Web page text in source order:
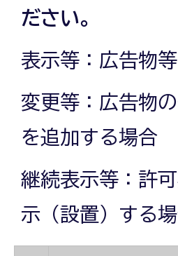
ださい。
表示等：広告物
変更等：広告物
を追加する場合
継続表示等：許
示（設置）する